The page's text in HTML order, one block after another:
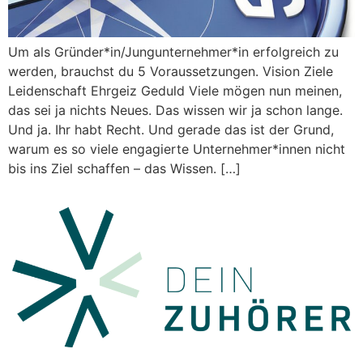
Um als Gründer*in/Jungunternehmer*in erfolgreich zu
werden, brauchst du 5 Voraussetzungen. Vision Ziele
Leidenschaft Ehrgeiz Geduld Viele mögen nun meinen,
das sei ja nichts Neues. Das wissen wir ja schon lange.
Und ja. Ihr habt Recht. Und gerade das ist der Grund,
warum es so viele engagierte Unternehmer*innen nicht
bis ins Ziel schaffen – das Wissen. […]